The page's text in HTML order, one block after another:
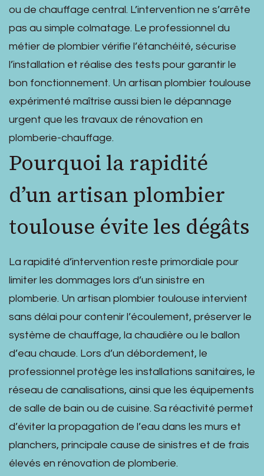
ou de chauffage central. L’intervention ne s’arrête
pas au simple colmatage. Le professionnel du
métier de plombier vérifie l’étanchéité, sécurise
l’installation et réalise des tests pour garantir le
bon fonctionnement. Un artisan plombier toulouse
expérimenté maîtrise aussi bien le dépannage
urgent que les travaux de rénovation en
plomberie-chauffage.
Pourquoi la rapidité
d’un artisan plombier
toulouse évite les dégâts
La rapidité d’intervention reste primordiale pour
limiter les dommages lors d’un sinistre en
plomberie. Un artisan plombier toulouse intervient
sans délai pour contenir l’écoulement, préserver le
système de chauffage, la chaudière ou le ballon
d’eau chaude. Lors d’un débordement, le
professionnel protège les installations sanitaires, le
réseau de canalisations, ainsi que les équipements
de salle de bain ou de cuisine. Sa réactivité permet
d’éviter la propagation de l’eau dans les murs et
planchers, principale cause de sinistres et de frais
élevés en rénovation de plomberie.